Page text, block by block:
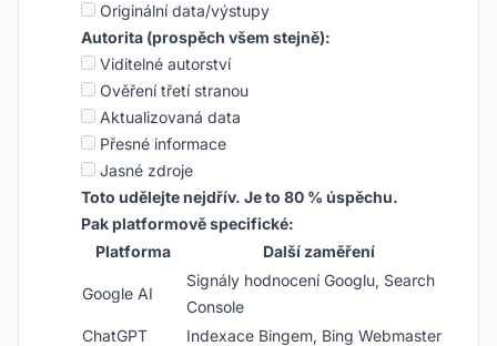
Originální data/výstupy
Autorita (prospěch všem stejně):
Viditelné autorství
Ověření třetí stranou
Aktualizovaná data
Přesné informace
Jasné zdroje
Toto udělejte nejdřív. Je to 80 % úspěchu.
Pak platformově specifické:
Platforma
Další zaměření
Google AI
Signály hodnocení Googlu, Search
Console
ChatGPT
Indexace Bingem, Bing Webmaster